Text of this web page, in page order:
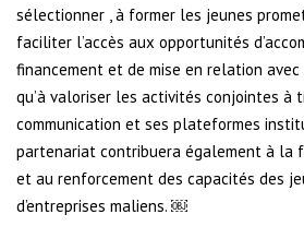
sélectionner , à former les jeunes
faciliter l’accès aux opportunités
financement et de mise en relation avec
qu’à valoriser les activités conjointes à
communication et ses plateformes
partenariat contribuera également à la
et au renforcement des capacités des
d’entreprises maliens. ￼